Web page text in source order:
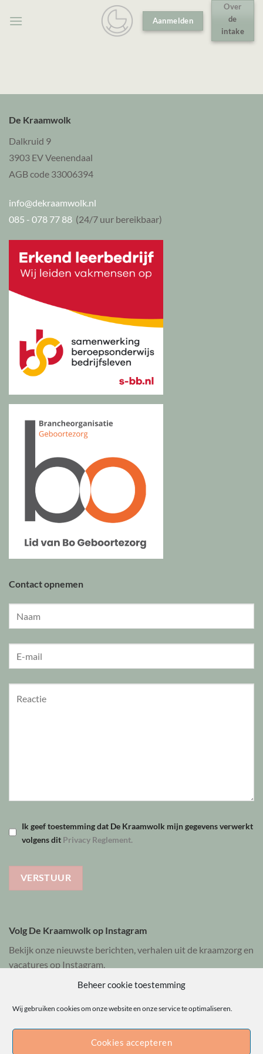
Beheer cookie toestemming
Wij gebruiken cookies om onze website en onze service te optimaliseren.
Cookies accepteren
naar
Aanmelden
Over
de
intake
De Kraamwolk
Dalkruid 9
3903 EV Veenendaal
AGB code 33006394
info@dekraamwolk.nl
085 - 078 77 88 (24/7 uur bereikbaar)
Contact opnemen
Ik geef toestemming dat De Kraamwolk mijn gegevens verwerkt
volgens dit Privacy Reglement.
Volg De Kraamwolk op Instagram
Bekijk onze nieuwste berichten, verhalen uit de kraamzorg en
vacatures op Instagram.